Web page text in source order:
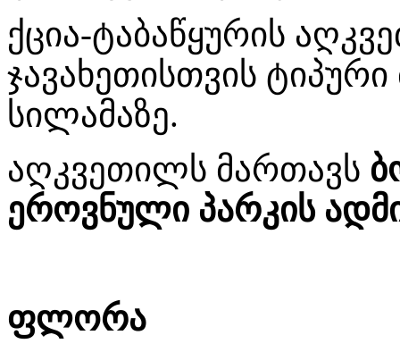
ქცია-ტაბაწყურის
ჯავახეთისთვის
სილამაზე.
აღკვეთილს მართავს
ეროვნული პარკის
ფლორა